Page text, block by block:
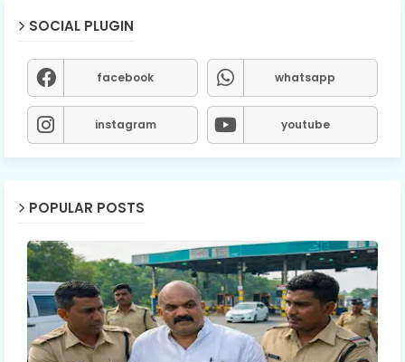
SOCIAL PLUGIN
facebook whatsapp
instagram youtube
POPULAR POSTS